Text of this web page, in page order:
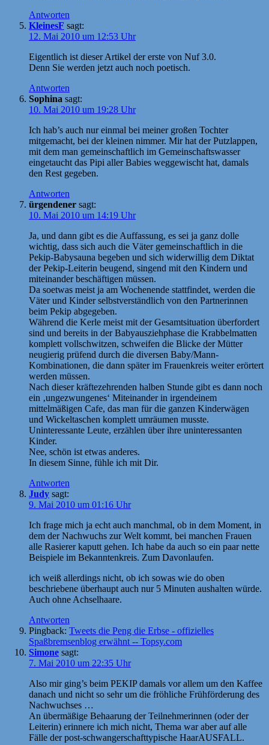
Antworten
KleinesF sagt:
12. Mai 2010 um 12:53 Uhr
Eigentlich ist dieser Artikel der erste von Nuf 3.0.
Denn Sie werden jetzt auch noch poetisch.
Antworten
Sophina sagt:
10. Mai 2010 um 19:28 Uhr
Ich hab’s auch nur einmal bei meiner großen Tochter
mitgemacht, bei der kleinen nimmer. Mir hat der Putzlappen,
mit dem man gemeinschaftlich im Gemeinschaftswasser
eingetaucht das Pipi aller Babies weggewischt hat, damals
den Rest gegeben.
Antworten
ürgendener sagt:
10. Mai 2010 um 14:19 Uhr
Ja, und dann gibt es die Auffassung, es sei ja ganz dolle
wichtig, dass sich auch die Väter gemeinschaftlich in die
Pekip-Babysauna begeben und sich widerwillig dem Diktat
der Pekip-Leiterin beugend, singend mit den Kindern und
miteinander beschäftigen müssen.
Da soetwas meist ja am Wochenende stattfindet, werden die
Väter und Kinder selbstverständlich von den Partnerinnen
beim Pekip abgegeben.
Während die Kerle meist mit der Gesamtsituation überfordert
sind und bereits in der Babyausziehphase die Krabbelmatten
komplett vollschwitzen, schweifen die Blicke der Mütter
neugierig prüfend durch die diversen Baby/Mann-
Kombinationen, die dann später im Frauenkreis weiter erörtert
werden müssen.
Nach dieser kräftezehrenden halben Stunde gibt es dann noch
ein ‚ungezwungenes‘ Miteinander in irgendeinem
mittelmäßigen Cafe, das man für die ganzen Kinderwägen
und Wickeltaschen komplett umräumen musste.
Uninteressante Leute, erzählen über ihre uninteressanten
Kinder.
Nee, schön ist etwas anderes.
In diesem Sinne, fühle ich mit Dir.
Antworten
Judy sagt:
9. Mai 2010 um 01:16 Uhr
Ich frage mich ja echt auch manchmal, ob in dem Moment, in
dem der Nachwuchs zur Welt kommt, bei manchen Frauen
alle Rasierer kaputt gehen. Ich habe da auch so ein paar nette
Beispiele im Bekanntenkreis. Zum Davonlaufen.
ich weiß allerdings nicht, ob ich sowas wie do oben
beschriebene überhaupt auch nur 5 Minuten aushalten würde.
Auch ohne Achselhaare.
Antworten
Pingback: Tweets die Peng die Erbse - offizielles
Spaßbremsenblog erwähnt -- Topsy.com
Simone sagt:
7. Mai 2010 um 22:35 Uhr
Also mir ging’s beim PEKIP damals vor allem um den Kaffee
danach und nicht so sehr um die fröhliche Frühförderung des
Nachwuchses …
An übermäßige Behaarung der Teilnehmerinnen (oder der
Leiterin) erinnere ich mich nicht, Thema war aber auf alle
Fälle der post-schwangerschafttypische HaarAUSFALL.